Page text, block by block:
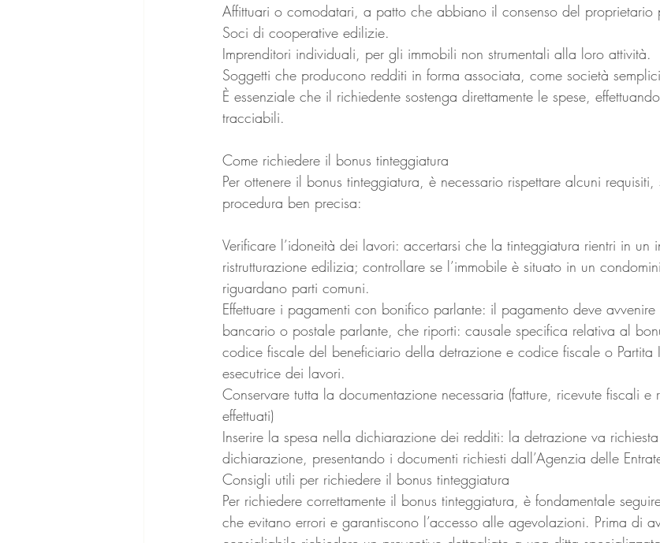
Affittuari o comodatari, a patto che abbiano il consenso del proprietario
Soci di cooperative edilizie.
Imprenditori individuali, per gli immobili non strumentali alla loro attività.
Soggetti che producono redditi in forma associata, come società
È essenziale che il richiedente sostenga direttamente le spese,
tracciabili.
Come richiedere il bonus tinteggiatura
Per ottenere il bonus tinteggiatura, è necessario rispettare alcuni
procedura ben precisa:
Verificare l’idoneità dei lavori: accertarsi che la tinteggiatura rientri in un
ristrutturazione edilizia; controllare se l’immobile è situato in un
riguardano parti comuni.
Effettuare i pagamenti con bonifico parlante: il pagamento deve
bancario o postale parlante, che riporti: causale specifica relativa al
codice fiscale del beneficiario della detrazione e codice fiscale o Partita
esecutrice dei lavori.
Conservare tutta la documentazione necessaria (fatture, ricevute fiscali e
effettuati)
Inserire la spesa nella dichiarazione dei redditi: la detrazione va
dichiarazione, presentando i documenti richiesti dall’Agenzia delle
Consigli utili per richiedere il bonus tinteggiatura
Per richiedere correttamente il bonus tinteggiatura, è fondamentale
che evitano errori e garantiscono l’accesso alle agevolazioni. Prima di